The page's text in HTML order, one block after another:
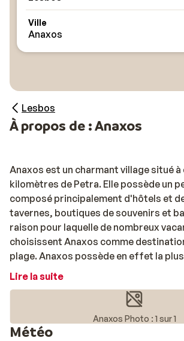
Ville
Anaxos
Lesbos
À propos de : Anaxos
Anaxos est un charmant village situé à
kilomètres de Petra. Elle possède un
composé principalement d'hôtels et
tavernes, boutiques de souvenirs et
raison pour laquelle de nombreux
choisissent Anaxos comme
plage. Anaxos possède en effet la
galets/sable de la côte nord.
Le village est l’endroit idéal pour
vie à la grecque et des spécialités
Promenez-vous en pleine nature
Lire la suite
Anaxos Photo : 1 sur 1
Météo